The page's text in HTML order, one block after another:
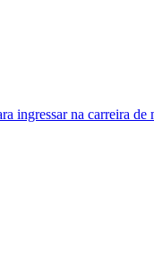
ingressar na carreira